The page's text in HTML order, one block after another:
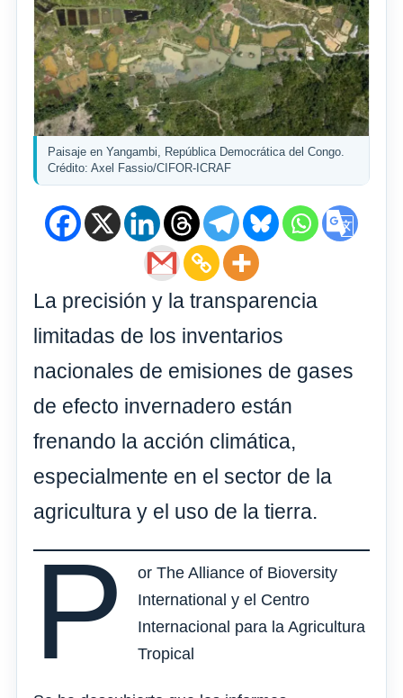
Paisaje en Yangambi, República Democrática del Congo.
Crédito: Axel Fassio/CIFOR-ICRAF
La precisión y la transparencia
limitadas de los inventarios
nacionales de emisiones de gases
de efecto invernadero están
frenando la acción climática,
especialmente en el sector de la
agricultura y el uso de la tierra.
p
or The Alliance of Bioversity
International y el Centro
Internacional para la Agricultura
Tropical